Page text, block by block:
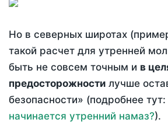
Но в северных широтах
такой расчет для утренней
быть не совсем точным и в
предосторожности лучше
безопасности» (подробнее тут:
начинается утренний намаз?).